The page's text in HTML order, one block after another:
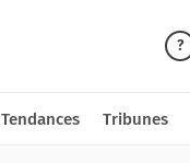
?
Tendances Tribunes